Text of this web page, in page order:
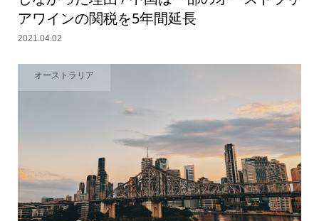
アワインの関税を5年間延長
2021.04.02
オーストラリア